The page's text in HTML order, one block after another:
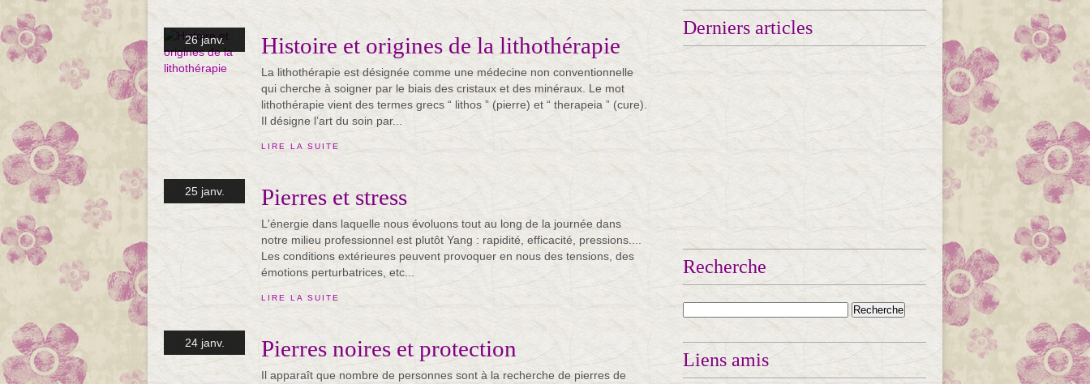
26 janv. Histoire et origines de la lithothérapie
La lithothérapie est désignée comme une médecine non conventionnelle
qui cherche à soigner par le biais des cristaux et des minéraux. Le mot
lithothérapie vient des termes grecs “ lithos ” (pierre) et “ therapeia ” (cure).
Il désigne l’art du soin par...
LIRE LA SUITE
25 janv. Pierres et stress
L'énergie dans laquelle nous évoluons tout au long de la journée dans
notre milieu professionnel est plutôt Yang : rapidité, efficacité, pressions....
Les conditions extérieures peuvent provoquer en nous des tensions, des
émotions perturbatrices, etc...
LIRE LA SUITE
24 janv. Pierres noires et protection
Il apparaît que nombre de personnes sont à la recherche de pierres de
Derniers articles
Recherche
Liens amis